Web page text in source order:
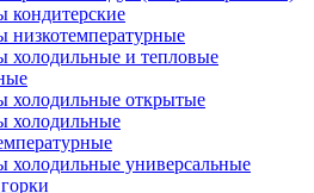
кондитерские
низкотемпературные
холодильные и тепловые
холодильные открытые
холодильные
холодильные универсальные